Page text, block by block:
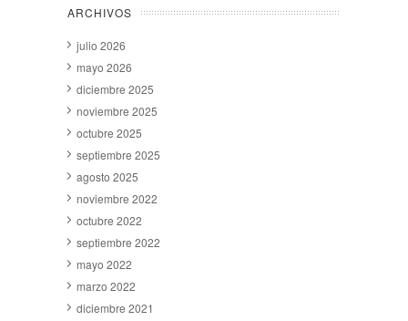
ARCHIVOS
julio 2026
mayo 2026
diciembre 2025
noviembre 2025
octubre 2025
septiembre 2025
agosto 2025
noviembre 2022
octubre 2022
septiembre 2022
mayo 2022
marzo 2022
diciembre 2021